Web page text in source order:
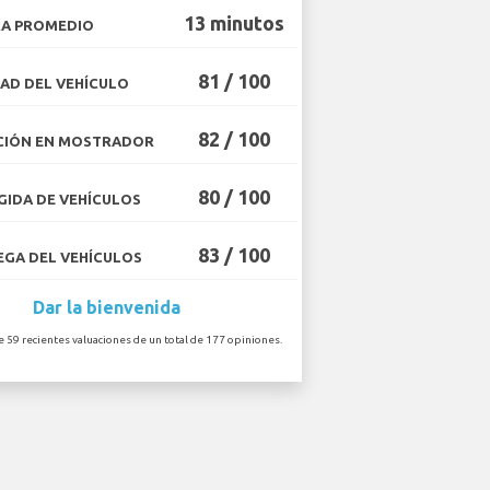
PROMEDIO 13 minutos
DEL VEHÍCULO 81 / 100
EN MOSTRADOR 82 / 100
DE VEHÍCULOS 80 / 100
DEL VEHÍCULOS 83 / 100
Dar la bienvenida
59 recientes valuaciones de un total de 177 opiniones.